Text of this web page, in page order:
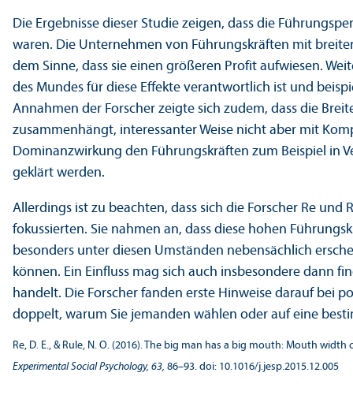
Die Ergebnisse dieser Studie zeigen, dass die
waren. Die Unter­nehmen von Führungs­kräften mit
dem Sinne, dass sie einen größeren Profit aufwiesen.
des Mundes für diese Effekte verantwortlich ist und
Annahmen der Forscher zeigte sich zudem, dass die
zusammenhängt, interessanter Weise nicht aber mit
Dominanz­wirkung den Führungs­kräften zum Beispiel in
geklärt werden.
Allerdings ist zu beachten, dass sich die Forscher Re
fokussierten. Sie nahmen an, dass diese hohen
besonders unter diesen Umständen nebensächlich
können. Ein Einfluss mag sich auch insbesondere dann
handelt. Die Forscher fanden erste Hinweise darauf bei
doppelt, warum Sie jemanden wählen oder auf eine
Re, D. E., & Rule, N. O. (2016). The big man has a big mouth: Mouth
Experimental Social Psychology, 63, 86–93. doi: 10.1016/j.jesp.2015.12.005